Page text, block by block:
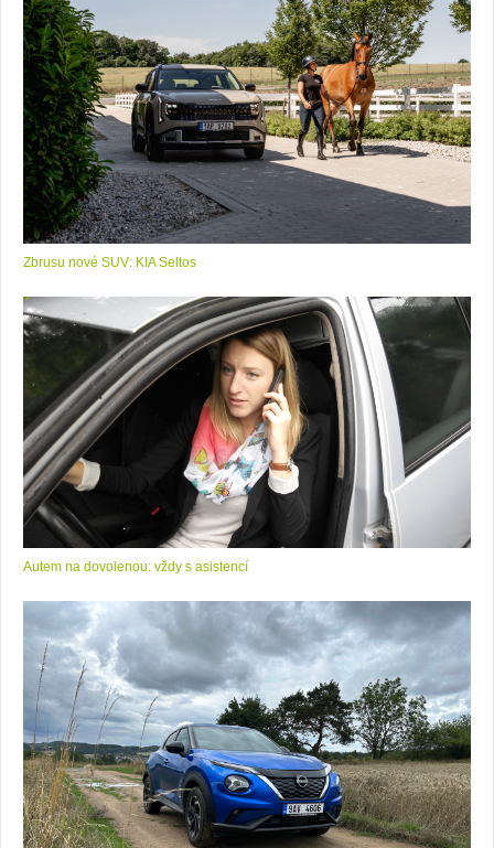
Zbrusu nové SUV: KIA Seltos
Autem na dovolenou: vždy s asistencí